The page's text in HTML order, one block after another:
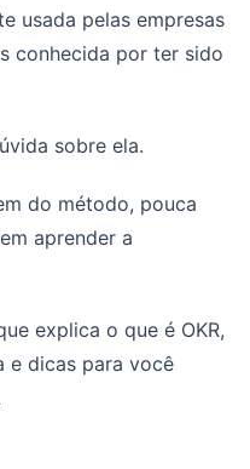
e Como
usada pelas empresas
conhecida por ter sido
sobre ela.
do método, pouca
aprender a
explica o que é OKR,
e dicas para você